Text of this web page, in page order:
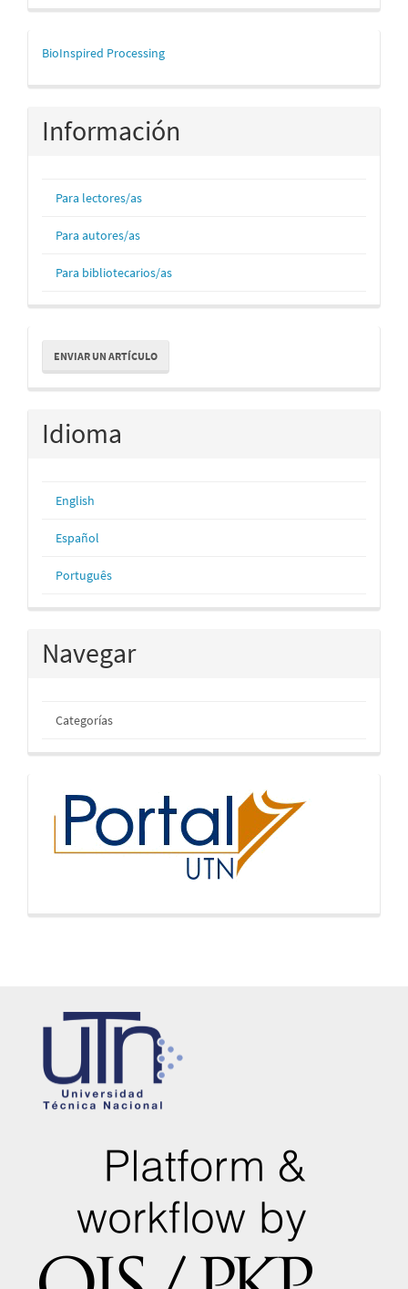
mascerca
BioInspired Processing
Información
Para lectores/as
Para autores/as
Para bibliotecarios/as
Enviar
un
artículo
ENVIAR UN ARTÍCULO
Idioma
English
Español
Português
Navegar
Categorías
inicio